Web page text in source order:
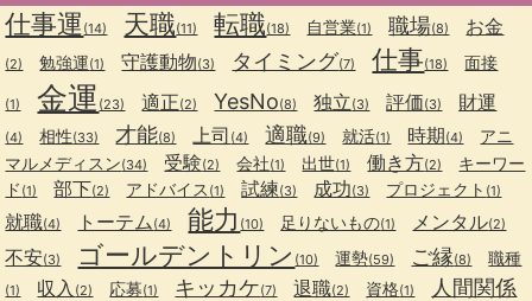
仕事運 (14) 天職(11) 転職(18) 自営業(1) 職場(8) お金
(2) 勉強運(1) 守護動物(3) タイミング(7) 仕事(18) 面接
(1) 金運 (23) 適正(2) YesNo(8) 独立(3) 評価(3) 財運
(4) 相性(33) 才能(8) 上司 (4) 適職(9) 就活(1) 時期(4)
アニ
マルメディスン(34) 受験(2) 会社(1) 出世(1) 働き方(2)
キーワー
ド (1) 部下(2) アドバイス (1) 試練(3) 成功(3) プロジェクト (1)
就職(4) トーテム (4) 能力 (10) 足りないもの(1) メンタル(2)
不安(3) ゴールデントリン (10) 運勢(59) ご縁(8) 職種
(1) 収入 (2) 応募(1) キッカケ(7) 退職(2) 資格(1) 人間関係